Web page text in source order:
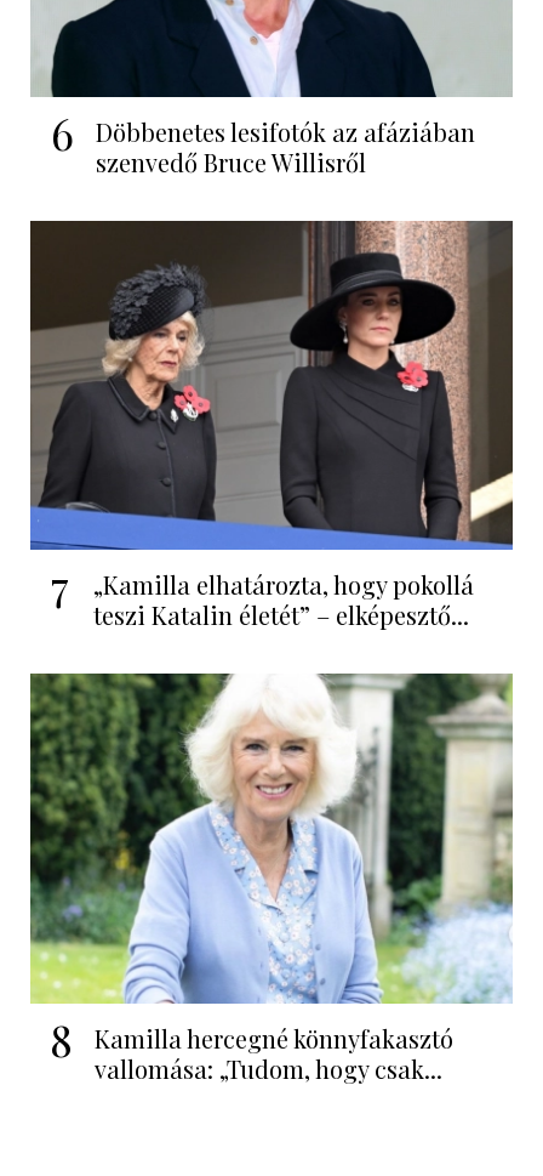
6
Döbbenetes lesifotók az afáziában
szenvedő Bruce Willisről
7
„Kamilla elhatározta, hogy pokollá
teszi Katalin életét” – elképesztő...
8
Kamilla hercegné könnyfakasztó
vallomása: „Tudom, hogy csak...